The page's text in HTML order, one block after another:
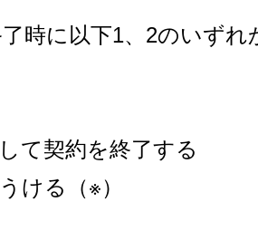
了時に以下1、2のいず
て契約を終了する
ける（※）